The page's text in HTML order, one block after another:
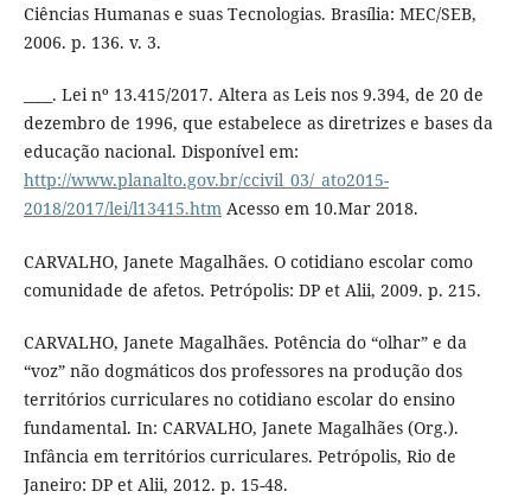
Ciências Humanas e suas Tecnologias. Brasília: MEC/SEB,
2006. p. 136. v. 3.
____. Lei nº 13.415/2017. Altera as Leis nos 9.394, de 20 de
dezembro de 1996, que estabelece as diretrizes e bases da
educação nacional. Disponível em:
http://www.planalto.gov.br/ccivil_03/_ato2015-
2018/2017/lei/l13415.htmAcesso em 10.Mar 2018.
CARVALHO, Janete Magalhães. O cotidiano escolar como
comunidade de afetos. Petrópolis: DP et Alii, 2009. p. 215.
CARVALHO, Janete Magalhães. Potência do “olhar” e da
“voz” não dogmáticos dos professores na produção dos
territórios curriculares no cotidiano escolar do ensino
fundamental. In: CARVALHO, Janete Magalhães (Org.).
Infância em territórios curriculares. Petrópolis, Rio de
Janeiro: DP et Alii, 2012. p. 15-48.